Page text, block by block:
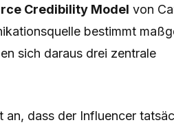
Credibility Model von
bestimmt
sich daraus drei zentrale
an, dass der Influencer